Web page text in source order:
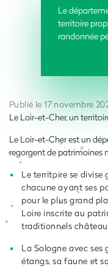
Le
territoire
randonnée
Publié le 17 novembre
Le Loir-et-Cher, un
Le Loir-et-Cher est un
regorgent de patrimoines
Le territoire se divise
chacune ayant ses
pour le plus grand
Loire inscrite au
traditionnels
La Sologne avec ses
étangs, sa faune et